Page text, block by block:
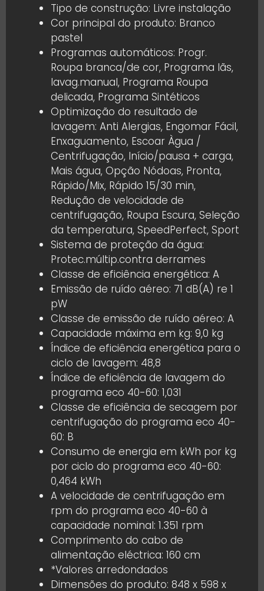
Tipo de construção: Livre instalação
Cor principal do produto: Branco
pastel
Programas automáticos: Progr.
Roupa branca/de cor, Programa lãs,
lavag.manual, Programa Roupa
delicada, Programa Sintéticos
Optimização do resultado de
lavagem: Anti Alergias, Engomar Fácil,
Enxaguamento, Escoar Àgua /
Centrifugação, Início/pausa + carga,
Mais água, Opção Nódoas, Pronta,
Rápido/Mix, Rápido 15/30 min,
Redução de velocidade de
centrifugação, Roupa Escura, Seleção
da temperatura, SpeedPerfect, Sport
Sistema de proteção da água:
Protec.múltip.contra derrames
Classe de eficiência energética: A
Emissão de ruído aéreo: 71 dB(A) re 1
pW
Classe de emissão de ruído aéreo: A
Capacidade máxima em kg: 9,0 kg
Índice de eficiência energética para o
ciclo de lavagem: 48,8
Índice de eficiência de lavagem do
programa eco 40-60: 1,031
Classe de eficiência de secagem por
centrifugação do programa eco 40-
60: B
Consumo de energia em kWh por kg
por ciclo do programa eco 40-60:
0,464 kWh
A velocidade de centrifugação em
rpm do programa eco 40-60 à
capacidade nominal: 1.351 rpm
Comprimento do cabo de
alimentação eléctrica: 160 cm
*Valores arredondados
Dimensões do produto: 848 x 598 x